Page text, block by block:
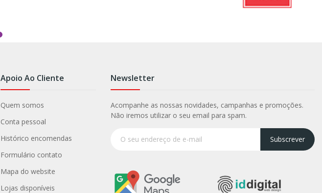
Apoio Ao Cliente
Quem somos
Conta pessoal
Histórico encomendas
Formulário contato
Mapa do website
Lojas disponíveis
Newsletter
Acompanhe as nossas novidades, campanhas e promoções.
Não iremos utilizar o seu email para spam.
Subscrever